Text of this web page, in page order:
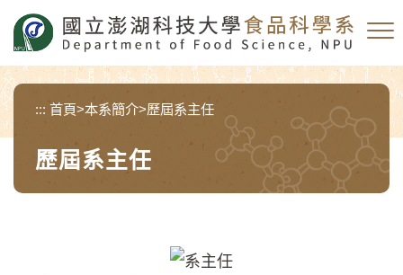
要
內
容
區
::: 首頁>本系簡介>歷屆系主任
歷屆系主任